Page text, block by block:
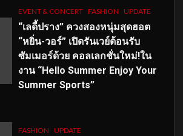
EVENT & CONCERT FASHION UPDATE
“เลดี้ปราง” ควงสองหนุ่มสุดฮอต
“หยิ่น-วอร์” เปิดรันเวย์ต้อนรับ
ซัมเมอร์ด้วย คอลเลกชั่นใหม่!ใน
งาน “Hello Summer Enjoy Your
Summer Sports”
FASHION UPDATE